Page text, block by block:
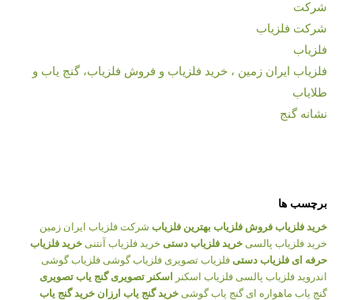
شرکت
شرکت فلزیاب
فلزیاب
فلزیاب ایران زمین ، خرید فلزیاب و فروش فلزیاب، گنج یاب و
طلایاب
نشانه گنج
برچسب ها
خرید فلزیاب فروش فلزیاب بهترین فلزیاب شرکت فلزیاب ایران زمین
خرید فلزیاب پالسی خرید فلزیاب دستی خرید فلزیاب آنتنی خرید فلزیاب
حرفه ای فلزیاب دستی فلزیاب تصویری فلزیاب گوشی فلزیاب گوشی
اندروید فلزیاب پالسی فلزیاب اسکنر اسکنر تصویری گنج یاب تصویری
گنج یاب ماهواره ای گنج یاب گوشی خرید گنج یاب ارزان خرید گنج یاب